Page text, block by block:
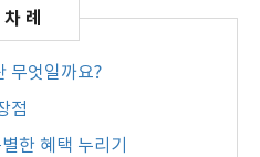
무엇일까요?
점
한 혜택 누리기